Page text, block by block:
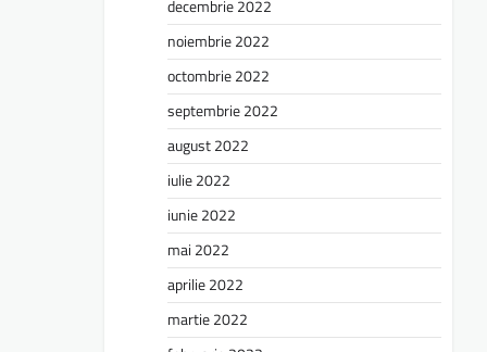
decembrie 2022
noiembrie 2022
octombrie 2022
septembrie 2022
august 2022
iulie 2022
iunie 2022
mai 2022
aprilie 2022
martie 2022